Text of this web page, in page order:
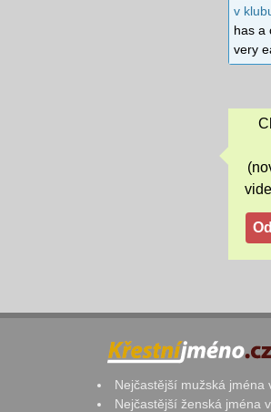
v
has a
very
Nejčastější mužská jména
Nejčastější ženská jména